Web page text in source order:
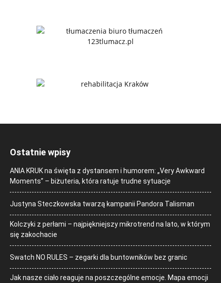
Ostatnie wpisy
ANIA KRUK na święta z dystansem i humorem: „Very Awkward
Moments” – biżuteria, która ratuje trudne sytuacje
Justyna Steczkowska twarzą kampanii Pandora Talisman
Kolczyki z perłami – najpiękniejszy mikrotrend na lato, w którym
się zakochacie
Swatch NO RULES – zegarki dla buntowników bez granic
Jak nasze ciało reaguje na poszczególne emocje. Mapa emocji